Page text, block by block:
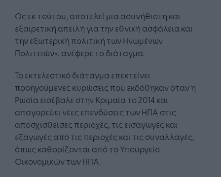
Ως εκ τούτου, αποτελεί μια ασυνήθιστη και
εξαιρετική απειλή για την εθνική ασφάλεια και
την εξωτερική πολιτική των Ηνωμένων
Πολιτειών», ανέφερε το διάταγμα.
Το εκτελεστικό διάταγμα επεκτείνει
προηγούμενες κυρώσεις που εκδόθηκαν όταν η
Ρωσία εισέβαλε στην Κριμαία το 2014 και
απαγορεύει νέες επενδύσεις των ΗΠΑ στις
αποσχισθείσες περιοχές, τις εισαγωγές και
εξαγωγές από τις περιοχές και τις συναλλαγές,
όπως καθορίζονται από το Υπουργείο
Οικονομικών των ΗΠΑ.